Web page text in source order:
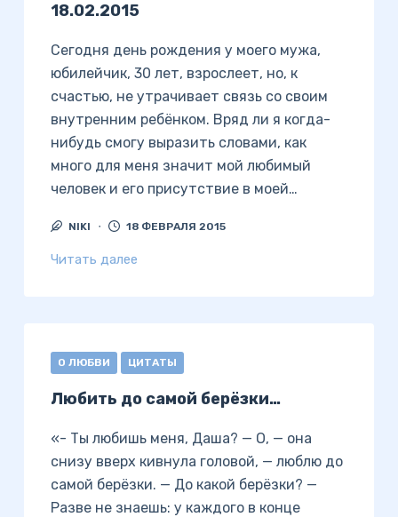
18.02.2015
Сегодня день рождения у моего мужа,
юбилейчик, 30 лет, взрослеет, но, к
счастью, не утрачивает связь со своим
внутренним ребёнком. Вряд ли я когда-
нибудь смогу выразить словами, как
много для меня значит мой любимый
человек и его присутствие в моей…
NIKI 18 ФЕВРАЛЯ 2015
Читать далее
О ЛЮБВИ ЦИТАТЫ
Любить до самой берёзки…
«- Ты любишь меня, Даша? — О, — она
снизу вверх кивнула головой, — люблю до
самой берёзки. — До какой берёзки? —
Разве не знаешь: у каждого в конце